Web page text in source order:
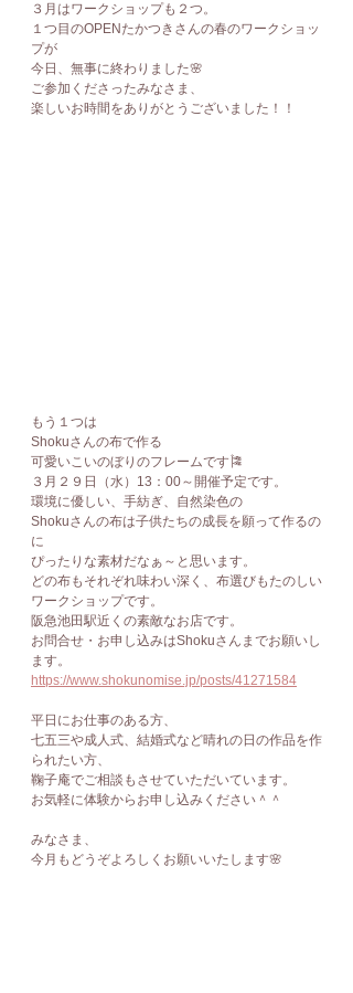
３月はワークショップも２つ。
１つ目のOPENたかつきさんの春のワークショッ
プが
今日、無事に終わりました🌸
ご参加くださったみなさま、
楽しいお時間をありがとうございました！！
もう１つは
Shokuさんの布で作る
可愛いこいのぼりのフレームです🎏
３月２９日（水）13：00～開催予定です。
環境に優しい、手紡ぎ、自然染色の
Shokuさんの布は子供たちの成長を願って作るの
に
ぴったりな素材だなぁ～と思います。
どの布もそれぞれ味わい深く、布選びもたのしい
ワークショップです。
阪急池田駅近くの素敵なお店です。
お問合せ・お申し込みはShokuさんまでお願いし
ます。
https://www.shokunomise.jp/posts/41271584
平日にお仕事のある方、
七五三や成人式、結婚式など晴れの日の作品を作
られたい方、
鞠子庵でご相談もさせていただいています。
お気軽に体験からお申し込みください＾＾
みなさま、
今月もどうぞよろしくお願いいたします🌸